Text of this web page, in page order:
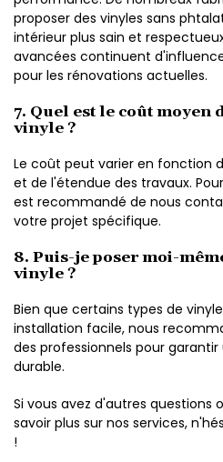
proposer des vinyles sans
intérieur plus sain et
avancées continuent
pour les rénovations actuelles.
7. Quel est le coût moyen
vinyle ?
Le coût peut varier en fonction
et de l'étendue des travaux.
est recommandé de nous
votre projet spécifique.
8. Puis-je poser moi-
vinyle ?
Bien que certains types de
installation facile, nous
des professionnels pour
durable.
Si vous avez d'autres questions
savoir plus sur nos services,
!